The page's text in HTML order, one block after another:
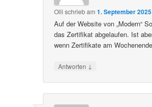
Olli schriebam1. September
Auf der Website von „Modern“
das Zertifikat abgelaufen. Ist
wenn Zertifikate am
Antworten ↓